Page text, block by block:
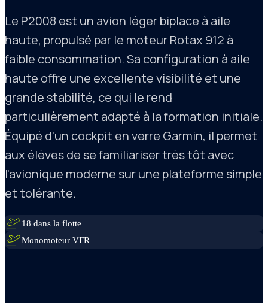
Le P2008 est un avion léger biplace à aile
haute, propulsé par le moteur Rotax 912 à
faible consommation. Sa configuration à aile
haute offre une excellente visibilité et une
grande stabilité, ce qui le rend
particulièrement adapté à la formation initiale.
Équipé d’un cockpit en verre Garmin, il permet
aux élèves de se familiariser très tôt avec
l’avionique moderne sur une plateforme simple
et tolérante.
18 dans la flotte
Monomoteur VFR